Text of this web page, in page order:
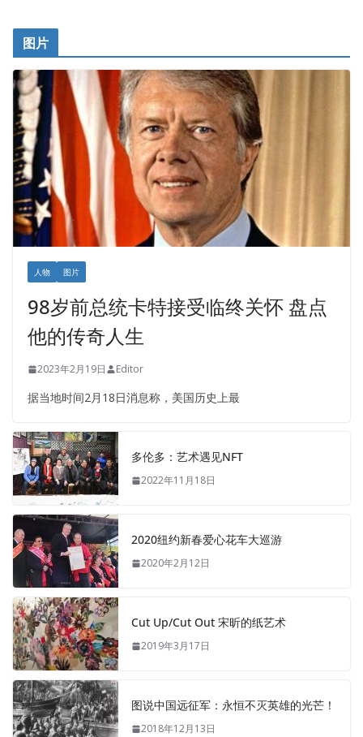
图片
人物 图片
98岁前总统卡特接受临终关怀 盘点
他的传奇人生
2023年2月19日 Editor
据当地时间2月18日消息称，美国历史上最
多伦多：艺术遇见NFT
2022年11月18日
2020纽约新春爱心花车大巡游
2020年2月12日
Cut Up/Cut Out 宋昕的纸艺术
2019年3月17日
图说中国远征军：永恒不灭英雄的光芒！
2018年12月13日